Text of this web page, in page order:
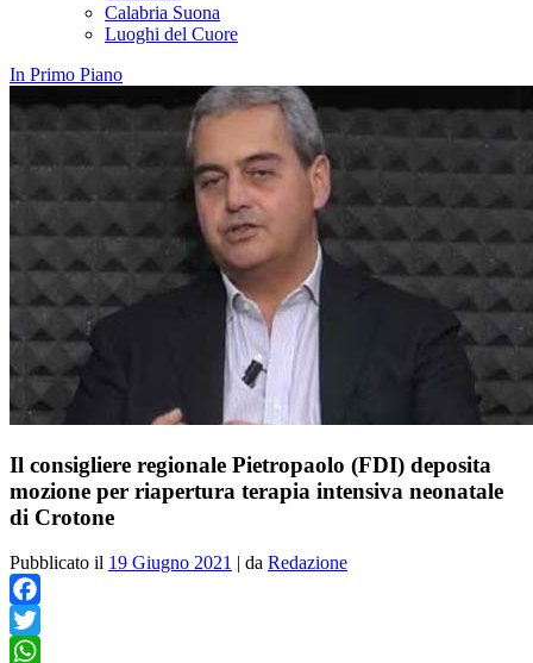
Calabria Suona
Luoghi del Cuore
In Primo Piano
Il consigliere regionale Pietropaolo (FDI) deposita
mozione per riapertura terapia intensiva neonatale
di Crotone
Pubblicato il 19 Giugno 2021 | da Redazione
Facebook
Twitter